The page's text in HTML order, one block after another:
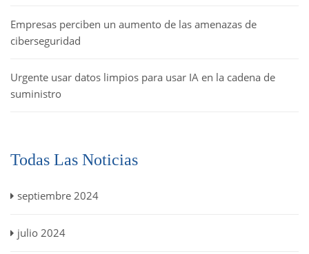
Empresas perciben un aumento de las amenazas de
ciberseguridad
Urgente usar datos limpios para usar IA en la cadena de
suministro
Todas Las Noticias
septiembre 2024
julio 2024